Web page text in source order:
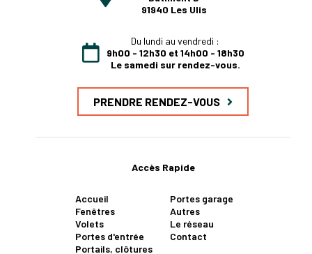
91940 Les Ulis
Du lundi au vendredi :
9h00 - 12h30 et 14h00 - 18h30
Le samedi sur rendez-vous.
PRENDRE RENDEZ-VOUS
Accès Rapide
Accueil
Fenêtres
Volets
Portes d'entrée
Portails, clôtures
Portes garage
Autres
Le réseau
Contact